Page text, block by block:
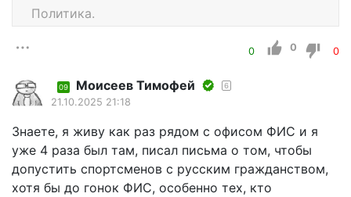
Политика.
0 0 0
09 Моисеев Тимофей 6
21.10.2025 21:18
Знаете, я живу как раз рядом с офисом ФИС и я
уже 4 раза был там, писал письма о том, чтобы
допустить спортсменов с русским гражданством,
хотя бы до гонок ФИС, особенно тех, кто